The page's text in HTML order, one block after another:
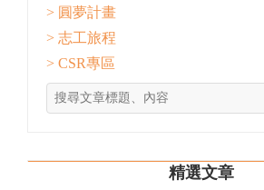
> 圓夢計畫
> 志工旅程
> CSR專區
精選文章